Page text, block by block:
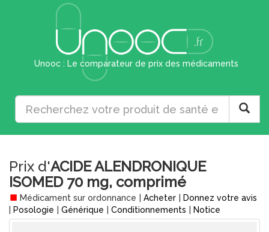
Unooc : Le comparateur de prix des médicaments
Prix d'ACIDE ALENDRONIQUE
ISOMED 70 mg, comprimé
Médicament sur ordonnance Acheter
Donnez votre avis
Posologie Générique Conditionnements Notice